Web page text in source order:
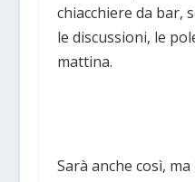
chiacchiere da bar,
le discussioni, le
mattina.
Sarà anche così,